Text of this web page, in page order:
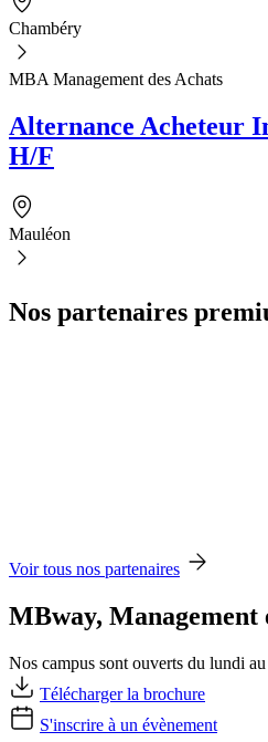
Chambéry
MBA Management des Achats
Alternance Acheteur
H/F
Mauléon
Nos partenaires
Voir tous nos partenaires
MBway, Management
Nos campus sont ouverts du lundi
Télécharger la brochure
S'inscrire à un évènement